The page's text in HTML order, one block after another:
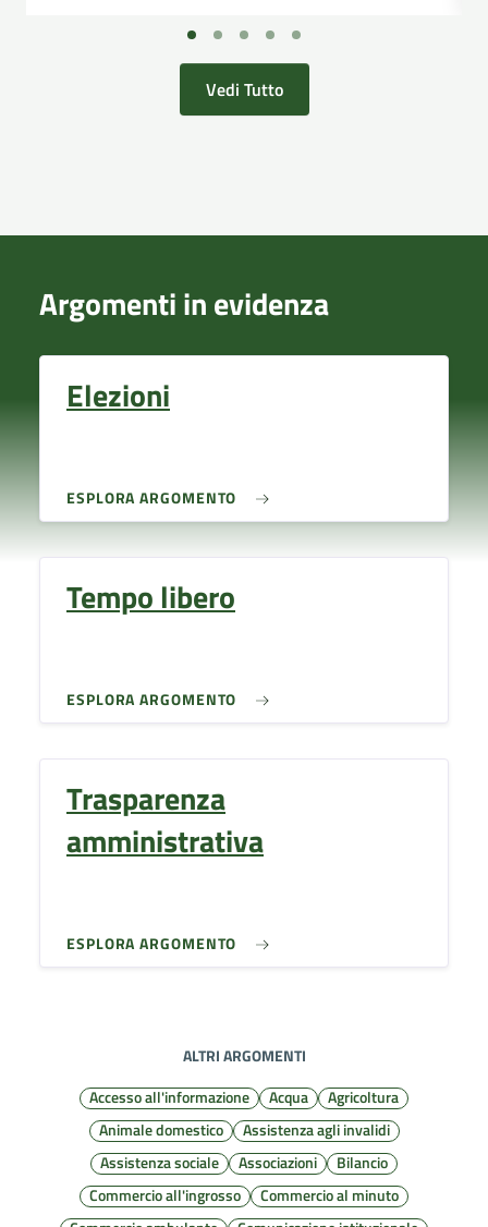
Vedi Tutto
Argomenti in evidenza
Elezioni
ESPLORA ARGOMENTO
Tempo libero
ESPLORA ARGOMENTO
Trasparenza
amministrativa
ESPLORA ARGOMENTO
ALTRI ARGOMENTI
Accesso all'informazione
Acqua
Agricoltura
Animale domestico
Assistenza agli invalidi
Assistenza sociale
Associazioni
Bilancio
Commercio all'ingrosso
Commercio al minuto